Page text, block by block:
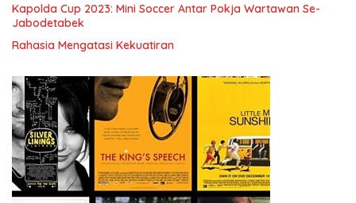
Kapolda Cup 2023: Mini Soccer Antar Pokja Wartawan Se-
Jabodetabek
Rahasia Mengatasi Kekuatiran